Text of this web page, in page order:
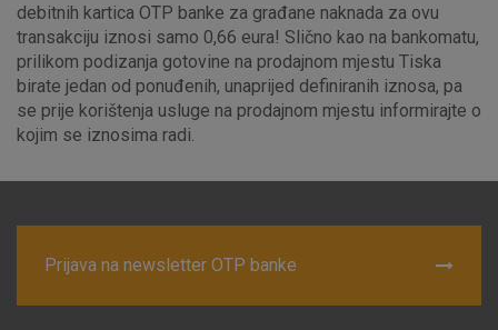
debitnih kartica OTP banke za građane naknada za ovu
transakciju iznosi samo 0,66 eura! Slično kao na bankomatu,
prilikom podizanja gotovine na prodajnom mjestu Tiska
birate jedan od ponuđenih, unaprijed definiranih iznosa, pa
se prije korištenja usluge na prodajnom mjestu informirajte o
kojim se iznosima radi.
Prijava na newsletter OTP banke